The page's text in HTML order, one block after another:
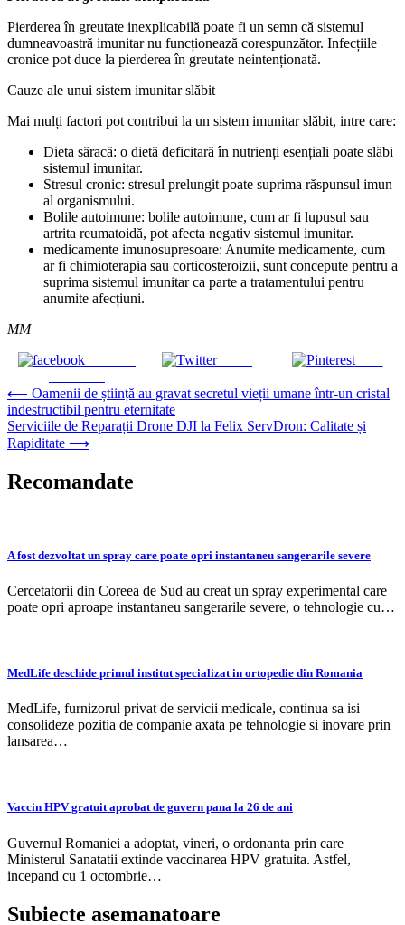
Pierderea în greutate inexplicabilă poate fi un semn că sistemul
dumneavoastră imunitar nu funcționează corespunzător. Infecțiile
cronice pot duce la pierderea în greutate neintenționată.
Cauze ale unui sistem imunitar slăbit
Mai mulți factori pot contribui la un sistem imunitar slăbit, intre care:
Dieta săracă: o dietă deficitară în nutrienți esențiali poate slăbi
sistemul imunitar.
Stresul cronic: stresul prelungit poate suprima răspunsul imun
al organismului.
Bolile autoimune: bolile autoimune, cum ar fi lupusul sau
artrita reumatoidă, pot afecta negativ sistemul imunitar.
medicamente imunosupresoare: Anumite medicamente, cum
ar fi chimioterapia sau corticosteroizii, sunt concepute pentru a
suprima sistemul imunitar ca parte a tratamentului pentru
anumite afecțiuni.
MM
Tweet Save
Navigare
în
articole
⟵ Oamenii de știință au gravat secretul vieții umane într-un cristal
indestructibil pentru eternitate
Serviciile de Reparații Drone DJI la Felix ServDron: Calitate și
Rapiditate ⟶
Recomandate
A fost dezvoltat un spray care poate opri instantaneu sangerarile severe
Cercetatorii din Coreea de Sud au creat un spray experimental care
poate opri aproape instantaneu sangerarile severe, o tehnologie cu…
MedLife deschide primul institut specializat in ortopedie din Romania
MedLife, furnizorul privat de servicii medicale, continua sa isi
consolideze pozitia de companie axata pe tehnologie si inovare prin
lansarea…
Vaccin HPV gratuit aprobat de guvern pana la 26 de ani
Guvernul Romaniei a adoptat, vineri, o ordonanta prin care
Ministerul Sanatatii extinde vaccinarea HPV gratuita. Astfel,
incepand cu 1 octombrie…
Subiecte asemanatoare